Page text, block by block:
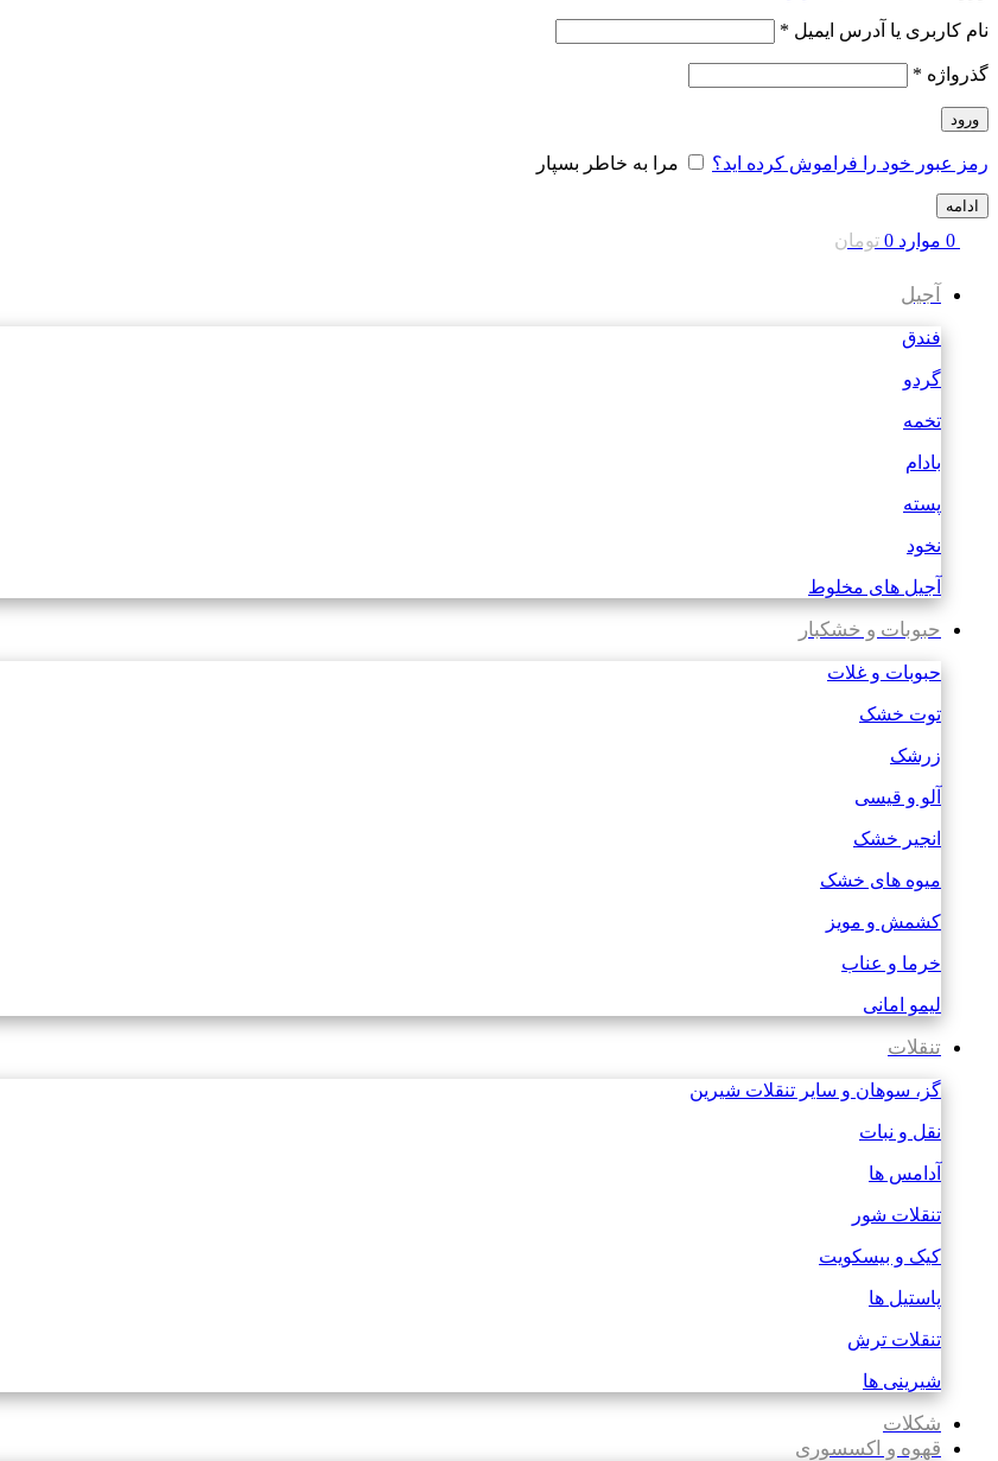
نام کاربری یا آدرس ایمیل *
گذرواژه *
ورود
رمز عبور خود را فراموش کرده اید؟ مرا به خاطر بسپار
ادامه
0 موارد 0 تومان
آجیل
فندق
گردو
تخمه
بادام
پسته
نخود
آجیل های مخلوط
حبوبات و خشکبار
حبوبات و غلات
توت خشک
زرشک
آلو و قیسی
انجیر خشک
میوه های خشک
کشمش و مویز
خرما و عناب
لیمو امانی
تنقلات
گز، سوهان و سایر تنقلات شیرین
نقل و نبات
آدامس ها
تنقلات شور
کیک و بیسکویت
پاستیل ها
تنقلات ترش
شیرینی ها
شکلات
قهوه و اکسسوری